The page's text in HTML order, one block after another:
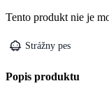
Tento produkt nie je
Strážny pes
Popis produktu